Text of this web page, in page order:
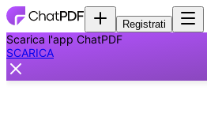
Registrati
Scarica l'app ChatPDF
SCARICA